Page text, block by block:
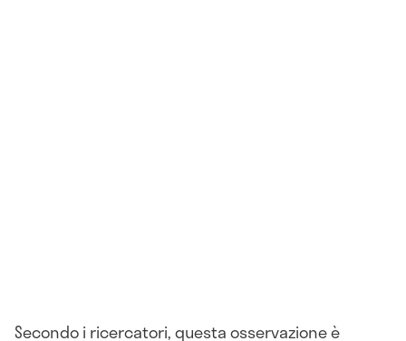
Secondo i ricercatori, questa osservazione è